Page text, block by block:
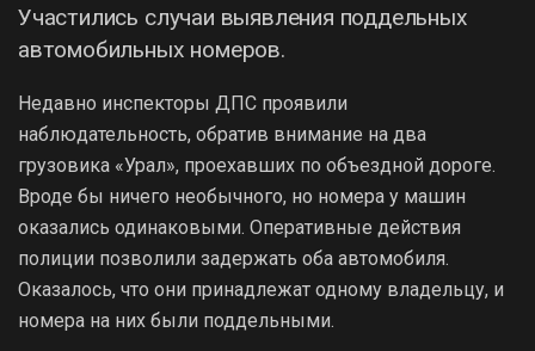
Участились случаи выявления поддельных
автомобильных номеров.
Недавно инспекторы ДПС проявили
наблюдательность, обратив внимание на два
грузовика «Урал», проехавших по объездной дороге.
Вроде бы ничего необычного, но номера у машин
оказались одинаковыми. Оперативные действия
полиции позволили задержать оба автомобиля.
Оказалось, что они принадлежат одному владельцу, и
номера на них были поддельными.